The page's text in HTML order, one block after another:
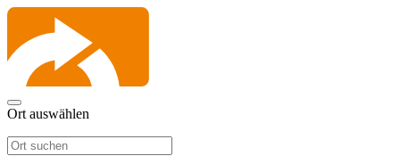
Ort auswählen